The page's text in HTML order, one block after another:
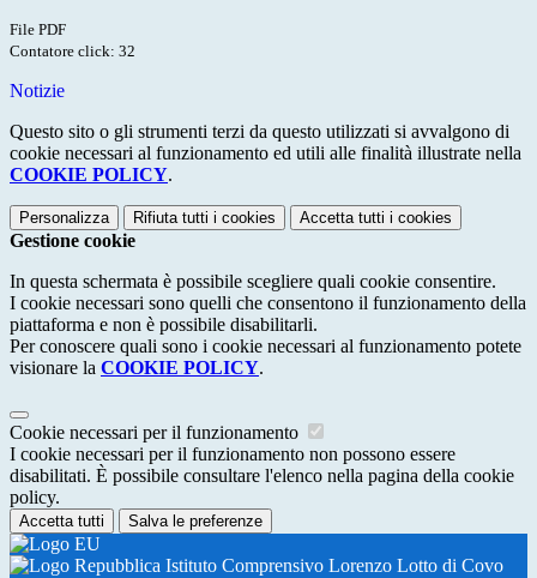
File PDF
Contatore click: 32
Notizie
Questo sito o gli strumenti terzi da questo utilizzati si avvalgono di
cookie necessari al funzionamento ed utili alle finalità illustrate nella
COOKIE POLICY.
Personalizza Rifiuta tutti i cookies Accetta tutti i cookies
Gestione cookie
In questa schermata è possibile scegliere quali cookie consentire.
I cookie necessari sono quelli che consentono il funzionamento della
piattaforma e non è possibile disabilitarli.
Per conoscere quali sono i cookie necessari al funzionamento potete
visionare la COOKIE POLICY.
Cookie necessari per il funzionamento
I cookie necessari per il funzionamento non possono essere
disabilitati. È possibile consultare l'elenco nella pagina della cookie
policy.
Accetta tutti Salva le preferenze
Istituto Comprensivo Lorenzo Lotto di Covo